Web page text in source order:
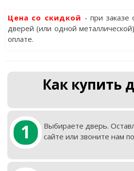
Цена со скидкой - при заказе
дверей (или одной
оплате.
Как купить
1 Выбираете дверь.
сайте или звоните нам